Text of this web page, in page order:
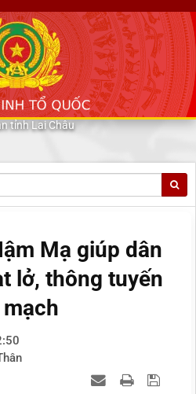
tỉnh Lai Châu
Mạ giúp dân
lở, thông tuyến